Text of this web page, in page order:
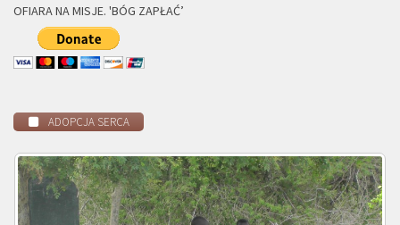
OFIARA NA MISJE. 'BÓG ZAPŁAĆ’
ADOPCJA SERCA